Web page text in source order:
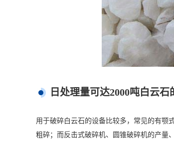
日处理量可达2000吨白云石
用于破碎白云石的设备比较多，常见的有颚
粗碎；而反击式破碎机、圆锥破碎机的产量